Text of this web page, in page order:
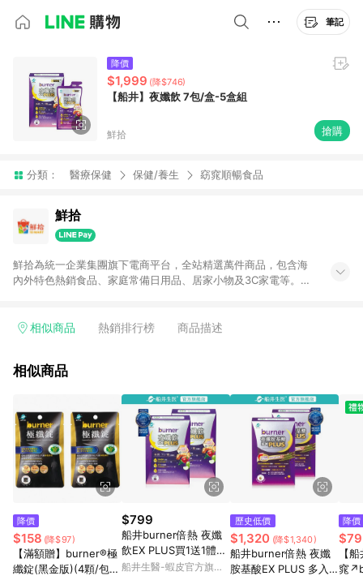
筆記
降價
$1,999 (降$746)
【船井】夜孅飲 7包/盒-5盒組
鮮拾 搶購
分類： 醫療保健 保健/養生 窈窕順暢食品
鮮拾
鮮拾為統一企業集團旗下電商平台，全站精選萬件商品，包含海
內外特色熱銷食品、家庭常備日用品、居家小物及3C家電等。全
有好康。LINE好友招募中搜尋@10mart。 ＊特定 iPhone17 將不
相似商品 熱銷排行榜 商品描述
相似商品
降價
$158 (降$97)
【滿額贈】burner®極
纖錠(黑金版)(4顆/包)X
$799
船井burner倍熱 夜孅
飲EX PLUS買1送1體驗
組_代謝X好眠X美顏(共
船井生醫-蝦皮官方旗艦
歷史低價
$1,320 (降$1,340)
船井burner倍熱 夜孅
胺基酸EX PLUS 多入
降價
$79
【
窕